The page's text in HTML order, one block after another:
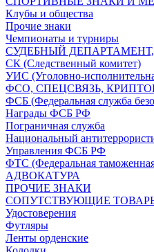
Клубы и общества
Прочие знаки
Чемпионаты и турниры
СУДЕБНЫЙ
СК (Следственный комитет)
УИС (Уголовно-
ФСО, СПЕЦСВЯЗЬ,
ФСБ (Федеральная служба
Награды ФСБ РФ
Пограничная служба
Национальный
Управления ФСБ РФ
ФТС (Федеральная
АДВОКАТУРА
ПРОЧИЕ ЗНАКИ
СОПУТСТВУЮЩИЕ
Удостоверения
Футляры
Ленты орденские